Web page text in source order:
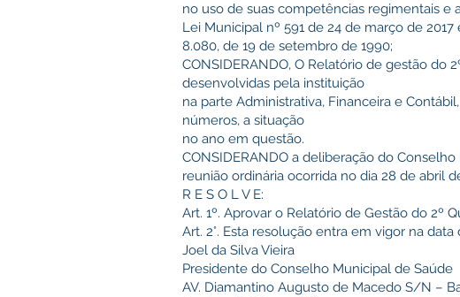
no uso de suas competências regimentais e
Lei Municipal nº 591 de 24 de março de
8.080, de 19 de setembro de 1990;
CONSIDERANDO, O Relatório de gestão
desenvolvidas pela instituição
na parte Administrativa, Financeira e
números, a situação
no ano em questão.
CONSIDERANDO a deliberação do
reunião ordinária ocorrida no dia 28 de abril
R E S O L V E:
Art. 1º. Aprovar o Relatório de Gestão do 2º
Art. 2°. Esta resolução entra em vigor na data
Joel da Silva Vieira
Presidente do Conselho Municipal de Saúde
AV. Diamantino Augusto de Macedo S/N –